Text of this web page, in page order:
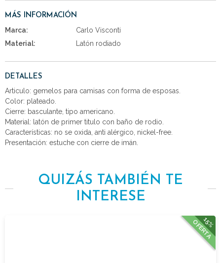
MÁS INFORMACIÓN
Marca:
Carlo Visconti
Material:
Latón rodiado
DETALLES
Articulo: gemelos para camisas con forma de esposas.
Color: plateado.
Cierre: basculante, tipo americano.
Material: latón de primer titulo con baño de rodio.
Características: no se oxida, anti alérgico, nickel-free.
Presentación: estuche con cierre de imán.
QUIZÁS TAMBIÉN TE
INTERESE
15%
OFERTA